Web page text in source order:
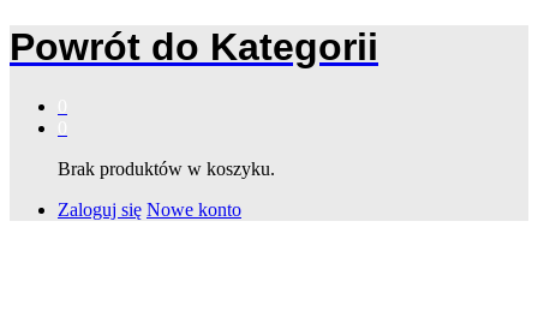
Powrót do Kategorii
Brak produktów w koszyku.
Zaloguj się Nowe konto